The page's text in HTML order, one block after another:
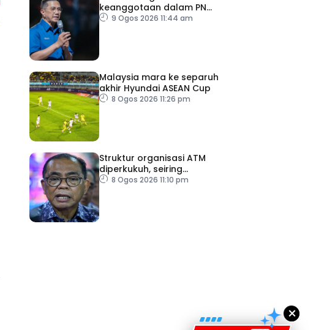
keanggotaan dalam PN
masih sah
9 Ogos 2026 11:44 am
Malaysia mara ke separuh
akhir Hyundai ASEAN Cup
8 Ogos 2026 11:26 pm
Struktur organisasi ATM
diperkukuh, seiring
pemodenan aset
8 Ogos 2026 11:10 pm
×